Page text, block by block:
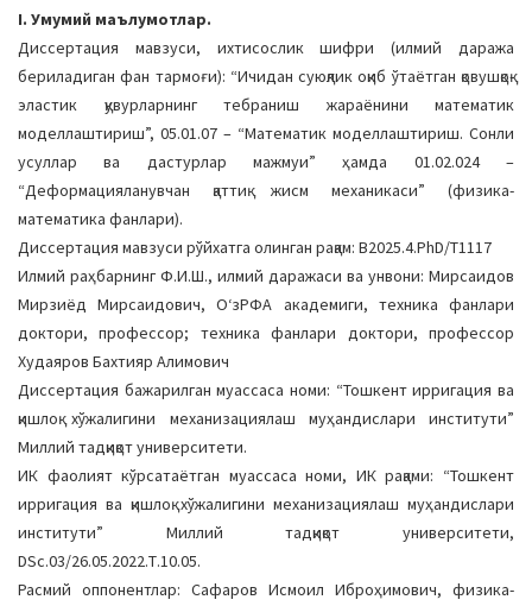
a
t
i
o
n
I. Умумий маълумотлар.
Диссертация мавзуси, ихтисослик шифри (илмий даража
бериладиган фан тармоғи): “Ичидан суюқлик оқиб ўтаётган қовушқоқ-
эластик қувурларнинг тебраниш жараёнини математик
моделлаштириш”, 05.01.07 – “Математик моделлаштириш. Сонли
усуллар ва дастурлар мажмуи” ҳамда 01.02.024 –
“Деформацияланувчан қаттиқ жисм механикаси” (физика-
математика фанлари).
Диссертация мавзуси рўйхатга олинган рақам: B2025.4.PhD/Т1117
Илмий раҳбарнинг Ф.И.Ш., илмий даражаси ва унвони: Мирсаидов
Мирзиёд Мирсаидович, ОʻзРФА академиги, техника фанлари
доктори, профессор; техника фанлари доктори, профессор
Худаяров Бахтияр Алимович
Диссертация бажарилган муассаса номи: “Тошкент ирригация ва
қишлоқ хўжалигини механизациялаш муҳандислари институти”
Миллий тадқиқот университети.
ИК фаолият кўрсатаётган муассаса номи, ИК рақами: “Тошкент
ирригация ва қишлоқ хўжалигини механизациялаш муҳандислари
институти” Миллий тадқиқот университети,
DSc.03/26.05.2022.Т.10.05.
Расмий оппонентлар: Сафаров Исмоил Иброҳимович, физика-